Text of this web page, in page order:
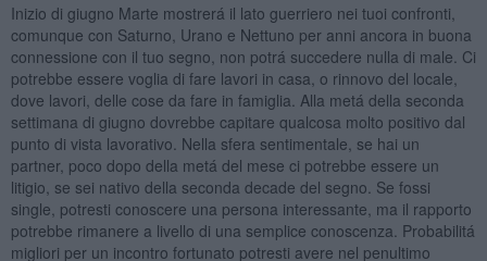
Inizio di giugno Marte mostrerá il lato guerriero nei tuoi confronti,
comunque con Saturno, Urano e Nettuno per anni ancora in buona
connessione con il tuo segno, non potrá succedere nulla di male. Ci
potrebbe essere voglia di fare lavori in casa, o rinnovo del locale,
dove lavori, delle cose da fare in famiglia. Alla metá della seconda
settimana di giugno dovrebbe capitare qualcosa molto positivo dal
punto di vista lavorativo. Nella sfera sentimentale, se hai un
partner, poco dopo della metá del mese ci potrebbe essere un
litigio, se sei nativo della seconda decade del segno. Se fossi
single, potresti conoscere una persona interessante, ma il rapporto
potrebbe rimanere a livello di una semplice conoscenza. Probabilitá
migliori per un incontro fortunato potresti avere nel penultimo